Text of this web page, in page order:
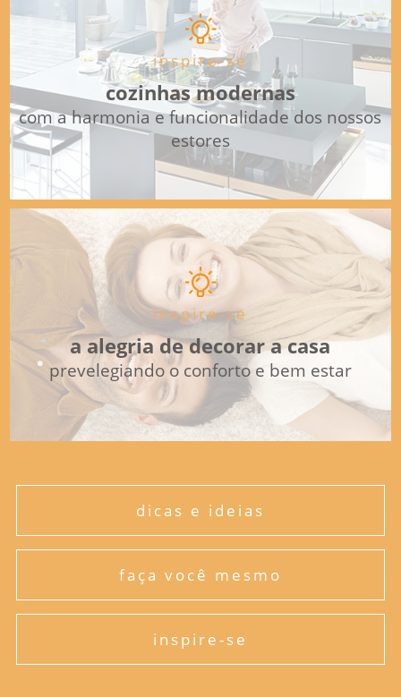
inspire-se
cozinhas modernas
com a harmonia e funcionalidade dos nossos
estores
inspire-se
a alegria de decorar a casa
prevelegiando o conforto e bem estar
dicas e ideias
faça você mesmo
inspire-se